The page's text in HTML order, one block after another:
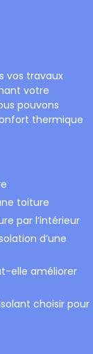
vos travaux
votre
pouvons
thermique
toiture
par l’intérieur
d’une
elle améliorer
choisir pour